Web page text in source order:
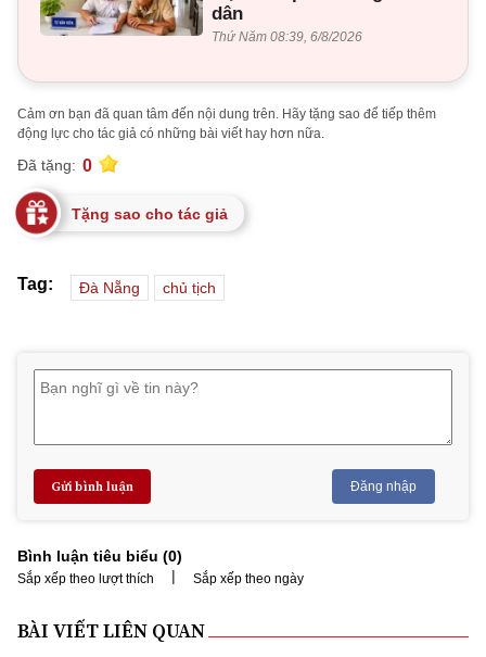
dân
Thứ Năm 08:39, 6/8/2026
Cảm ơn bạn đã quan tâm đến nội dung trên. Hãy tặng sao để tiếp thêm
động lực cho tác giả có những bài viết hay hơn nữa.
Đã tặng: 0
Tặng sao cho tác giả
Tag: Đà Nẵng chủ tịch
Gửi bình luận Đăng nhập
Bình luận tiêu biểu (0)
Sắp xếp theo lượt thích | Sắp xếp theo ngày
BÀI VIẾT LIÊN QUAN